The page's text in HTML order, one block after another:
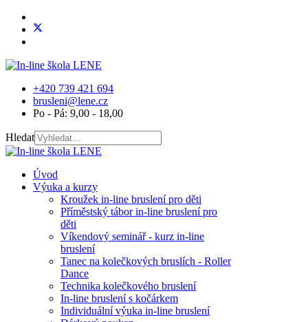
+420 739 421 694
brusleni@lene.cz
Po - Pá: 9,00 - 18,00
Hledat
Úvod
Výuka a kurzy
Kroužek in-line bruslení pro děti
Příměstský tábor in-line bruslení pro
děti
Víkendový seminář - kurz in-line
bruslení
Tanec na kolečkových bruslích - Roller
Dance
Technika kolečkového bruslení
In-line bruslení s kočárkem
Individuální výuka in-line bruslení